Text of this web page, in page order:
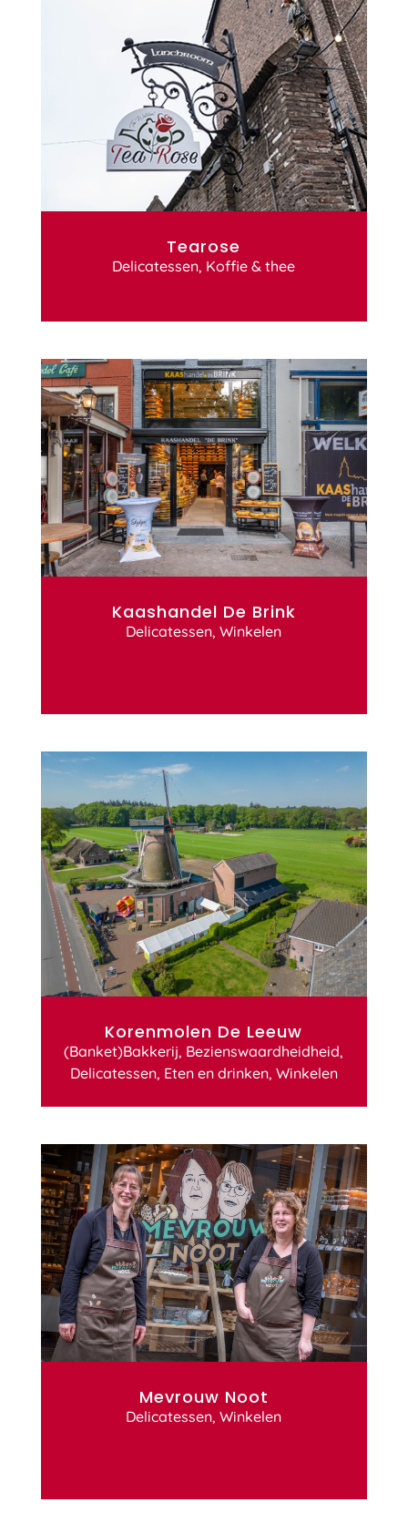
Tearose
Delicatessen, Koffie & thee
Kaashandel De Brink
Delicatessen,Winkelen
Korenmolen De Leeuw
(Banket)Bakkerij, Bezienswaardheidheid,
Delicatessen, Eten en drinken, Winkelen
Mevrouw Noot
Delicatessen,Winkelen